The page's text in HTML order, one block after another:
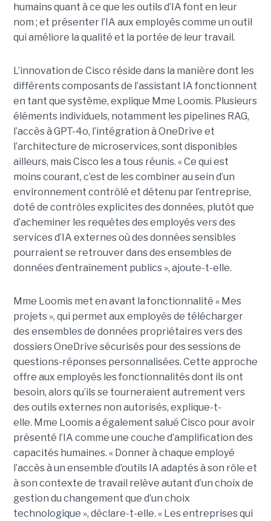
humains quant à ce que les outils d’IA font en leur
nom ; et présenter l’IA aux employés comme un outil
qui améliore la qualité et la portée de leur travail.
L’innovation de Cisco réside dans la manière dont les
différents composants de l’assistant IA fonctionnent
en tant que système, explique Mme Loomis. Plusieurs
éléments individuels, notamment les pipelines RAG,
l’accès à GPT-4o, l’intégration à OneDrive et
l’architecture de microservices, sont disponibles
ailleurs, mais Cisco les a tous réunis. « Ce qui est
moins courant, c’est de les combiner au sein d’un
environnement contrôlé et détenu par l’entreprise,
doté de contrôles explicites des données, plutôt que
d’acheminer les requêtes des employés vers des
services d’IA externes où des données sensibles
pourraient se retrouver dans des ensembles de
données d’entraînement publics », ajoute-t-elle.
Mme Loomis met en avant la fonctionnalité « Mes
projets », qui permet aux employés de télécharger
des ensembles de données propriétaires vers des
dossiers OneDrive sécurisés pour des sessions de
questions-réponses personnalisées. Cette approche
offre aux employés les fonctionnalités dont ils ont
besoin, alors qu’ils se tourneraient autrement vers
des outils externes non autorisés, explique-t-
elle. Mme Loomis a également salué Cisco pour avoir
présenté l’IA comme une couche d’amplification des
capacités humaines. « Donner à chaque employé
l’accès à un ensemble d’outils IA adaptés à son rôle et
à son contexte de travail relève autant d’un choix de
gestion du changement que d’un choix
technologique », déclare-t-elle. « Les entreprises qui